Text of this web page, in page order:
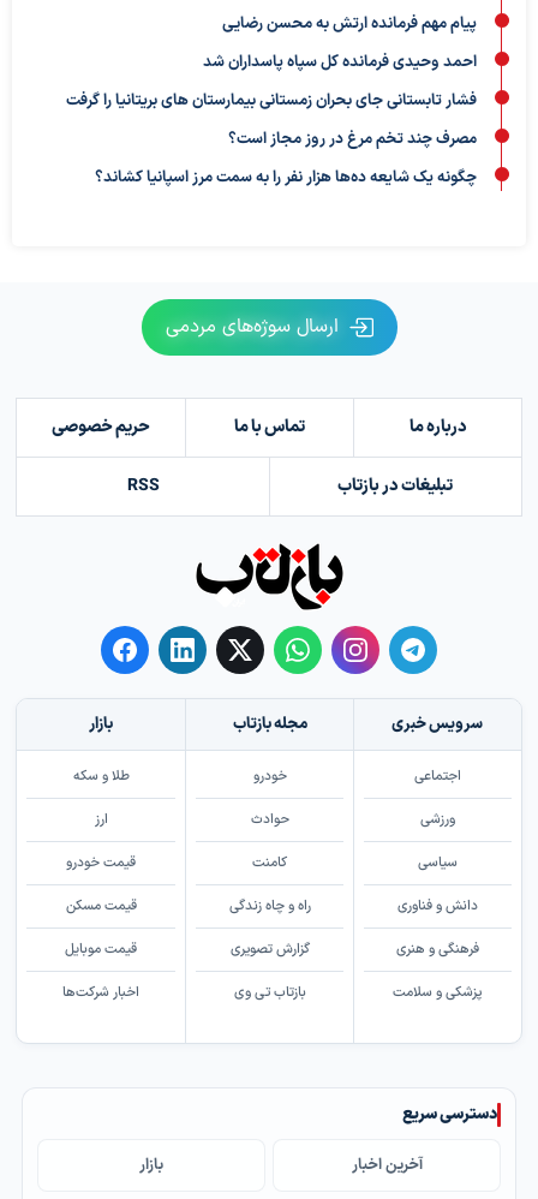
پیام مهم فرمانده ارتش به محسن رضایی
احمد وحیدی فرمانده کل سپاه پاسداران شد
فشار تابستانی جای بحران زمستانی بیمارستان های بریتانیا را گرفت
مصرف چند تخم مرغ در روز مجاز است؟
چگونه یک شایعه ده‌ها هزار نفر را به سمت مرز اسپانیا کشاند؟
ارسال سوژه‌های مردمی
درباره ما تماس با ما حریم خصوصی
تبلیغات در بازتاب RSS
سرویس خبری
اجتماعی
ورزشی
سیاسی
دانش و فناوری
فرهنگی و هنری
پزشکی و سلامت
مجله بازتاب
خودرو
حوادث
کامنت
راه و چاه زندگی
گزارش تصویری
بازتاب تی وی
بازار
طلا و سکه
ارز
قیمت خودرو
قیمت مسکن
قیمت موبایل
اخبار شرکت‌ها
دسترسی سریع
آخرین اخبار بازار